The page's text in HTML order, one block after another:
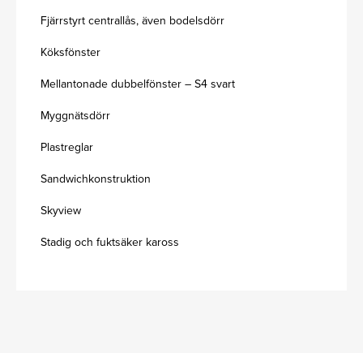
Fjärrstyrt centrallås, även bodelsdörr
Köksfönster
Mellantonade dubbelfönster – S4 svart
Myggnätsdörr
Plastreglar
Sandwichkonstruktion
Skyview
Stadig och fuktsäker kaross